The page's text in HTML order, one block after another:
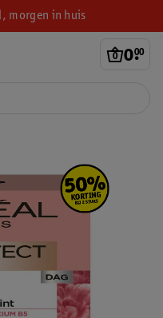
morgen in huis
0.
00